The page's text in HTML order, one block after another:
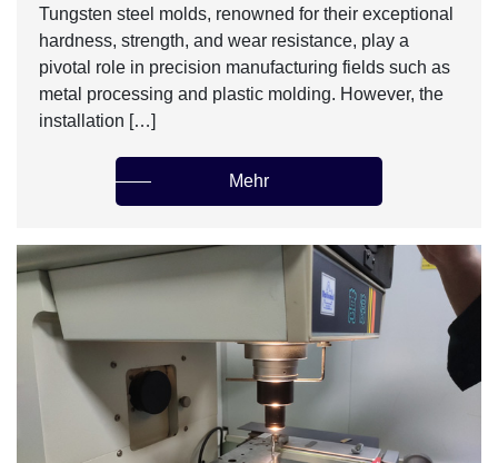
Tungsten steel molds, renowned for their exceptional
hardness, strength, and wear resistance, play a
pivotal role in precision manufacturing fields such as
metal processing and plastic molding. However, the
installation […]
Mehr